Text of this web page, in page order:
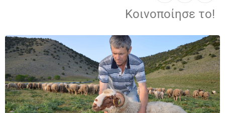
Κοινοποίησε το!